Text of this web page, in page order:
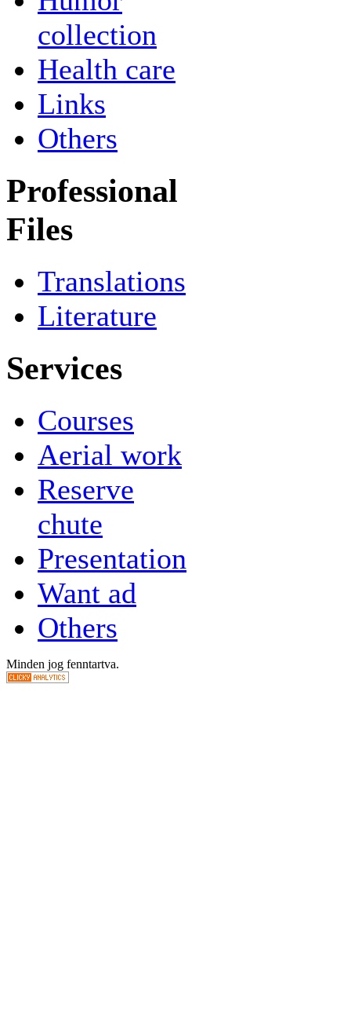
collection
Health care
Links
Others
Professional
Files
Translations
Literature
Services
Courses
Aerial work
Reserve
chute
Presentation
Want ad
Others
Minden jog fenntartva.